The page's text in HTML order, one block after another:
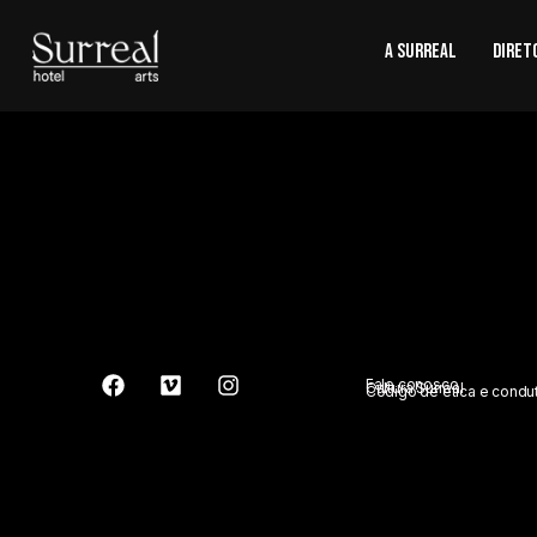
A SURREAL
Fale conosco
Cultura Surreal
Código de ética e